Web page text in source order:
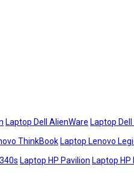
Laptop Dell AlienWare Laptop
ThinkBook Laptop Lenovo
Laptop HP Pavilion Laptop HP